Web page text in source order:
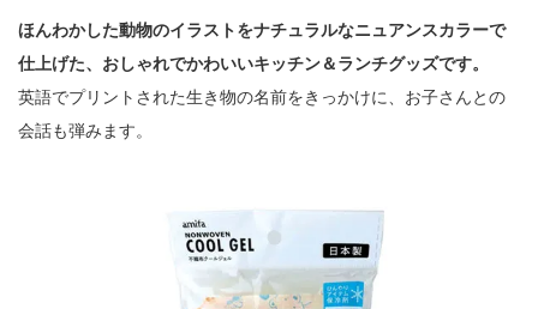
ほんわかした動物のイラストをナチュラルなニュアンスカラーで
仕上げた、おしゃれでかわいいキッチン＆ランチグッズです。
英語でプリントされた生き物の名前をきっかけに、お子さんとの
会話も弾みます。